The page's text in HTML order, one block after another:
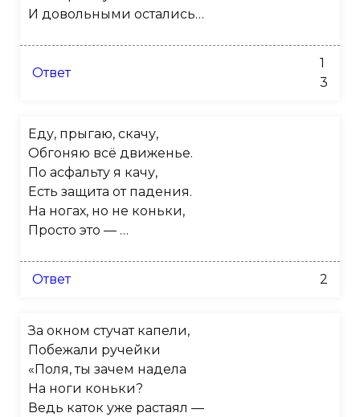
И довольными остались…
Ответ
1
3
Еду, прыгаю, скачу,
Обгоняю всё движенье.
По асфальту я качу,
Есть защита от падения.
На ногах, но не коньки,
Просто это — …
Ответ 2
За окном стучат капели,
Побежали ручейки
«Поля, ты зачем надела
На ноги коньки?
Ведь каток уже растаял —